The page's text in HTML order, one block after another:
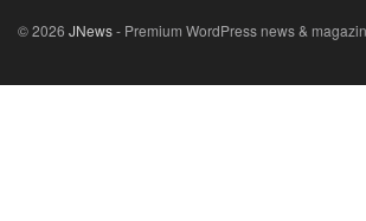
© 2026 JNews- Premium WordPress news &